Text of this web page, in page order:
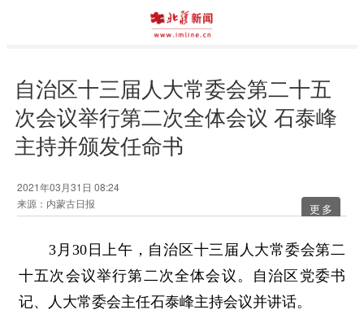
自治区十三届人大常委会第二十五
次会议举行第二次全体会议 石泰峰
主持并颁发任命书
2021年03月31日 08:24
来源：内蒙古日报
更多
3月30日上午，自治区十三届人大常委会第二
十五次会议举行第二次全体会议。自治区党委书
记、人大常委会主任石泰峰主持会议并讲话。